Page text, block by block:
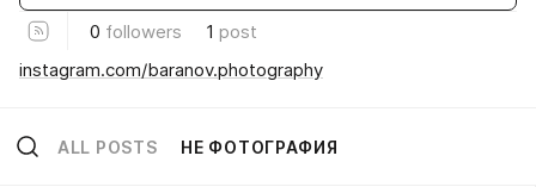
0 followers 1 post
instagram.com/baranov.photography
ALL POSTS НЕ ФОТОГРАФИЯ